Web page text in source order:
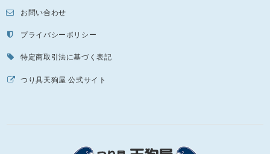
お問い合わせ
プライバシーポリシー
特定商取引法に基づく表記
つり具天狗屋 公式サイト